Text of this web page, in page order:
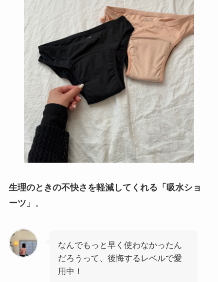
生理のときの不快さを軽減してくれる「吸水ショ
ーツ」 。
なんでもっと早く使わなかったん
だろうって、後悔するレベルで愛
用中！